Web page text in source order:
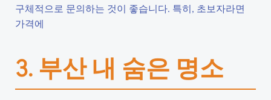
구체적으로 문의하는 것이 좋습니다. 특히, 초보자라면
가격에
3. 부산 내 숨은 명소